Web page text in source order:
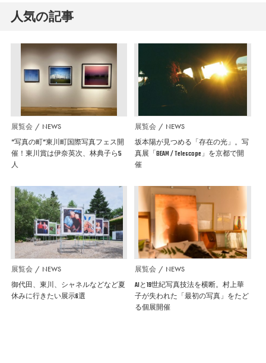
人気の記事
展覧会 NEWS
”写真の町”東川町国際写真フェス開
催！東川賞は伊奈英次、林典子ら5
人
展覧会 NEWS
坂本陽が見つめる「存在の光」。写
真展「BEAM / Telescope」を京都で開
催
展覧会 NEWS
御代田、東川、シャネルなどなど夏
休みに行きたい展示6選
展覧会 NEWS
AIと19世紀写真技法を横断。村上華
子が失われた「最初の写真」をたど
る個展開催